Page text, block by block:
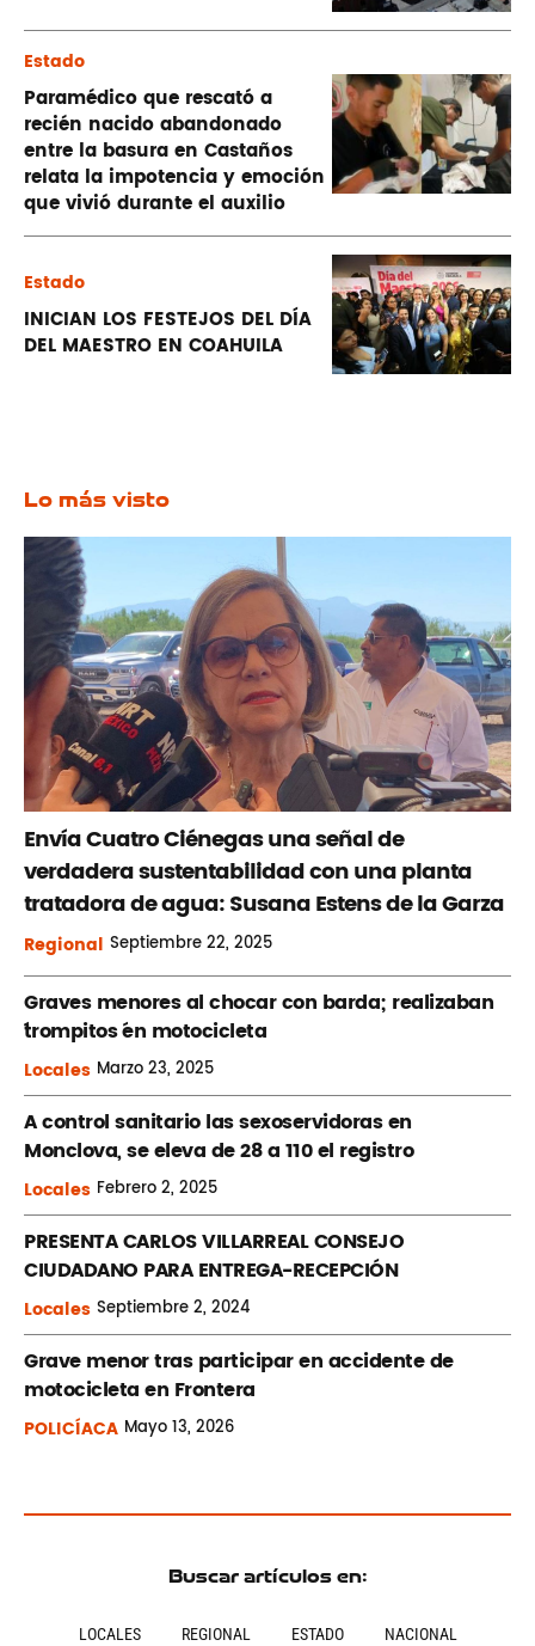
Estado
Paramédico que rescató a
recién nacido abandonado
entre la basura en Castaños
relata la impotencia y emoción
que vivió durante el auxilio
Estado
INICIAN LOS FESTEJOS DEL DÍA
DEL MAESTRO EN COAHUILA
Lo más visto
Envía Cuatro Ciénegas una señal de
verdadera sustentabilidad con una planta
tratadora de agua: Susana Estens de la Garza
Regional Septiembre22, 2025
Graves menores al chocar con barda; realizaban
´trompitos ´en motocicleta
Locales Marzo23, 2025
A control sanitario las sexoservidoras en
Monclova, se eleva de 28 a 110 el registro
Locales Febrero2, 2025
PRESENTA CARLOS VILLARREAL CONSEJO
CIUDADANO PARA ENTREGA-RECEPCIÓN
Locales Septiembre2, 2024
Grave menor tras participar en accidente de
motocicleta en Frontera
POLICÍACA Mayo13, 2026
Buscar artículos en:
LOCALES REGIONAL ESTADO NACIONAL